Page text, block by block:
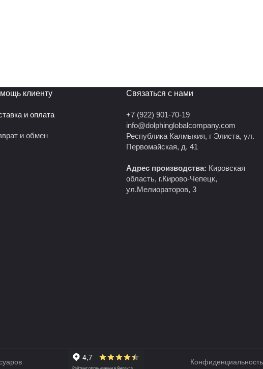
оптимальное сцепление с грунтовым покрытием.
прилегание к стопе, что помогает избежать повреждений
клиенту
и оплата
и обмен
Связаться с нами
+7 (922) 901-70-19
info@dolphinglobalcompany.com
Республика Калмыкия, г Элиста, ул.
Первомайская, д. 41
Адрес производства: Кировская
область, г.Кирово-Чепецк,
ул.Мелиораторов, 3
Конфиденциальность